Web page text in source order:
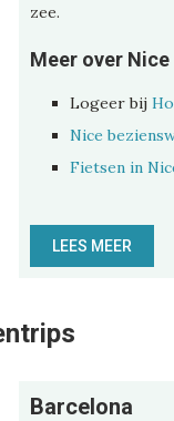
zee.
Meer over Nice
Logeer bij
Nice
Fietsen in
LEES MEER
Barcelona